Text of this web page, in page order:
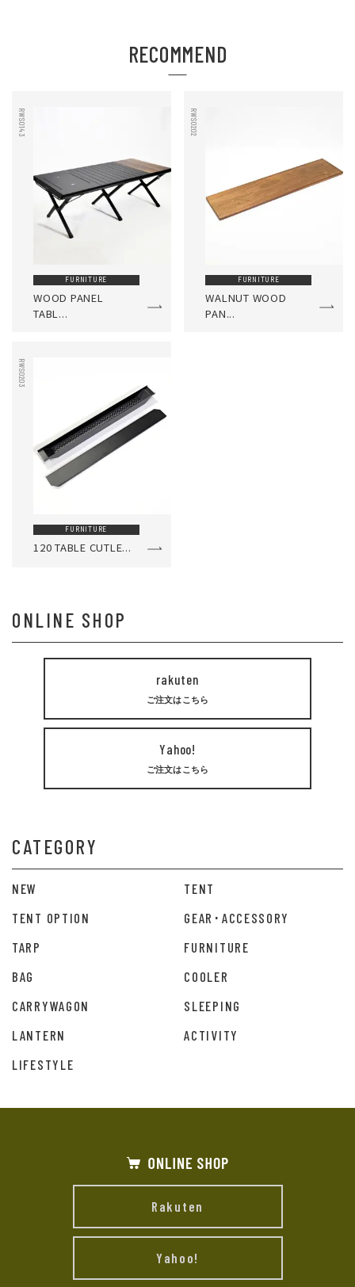
RECOMMEND
RWS0143
FURNITURE
WOOD PANEL
TABL...
RWS0202
FURNITURE
WALNUT WOOD
PAN...
RWS0203
FURNITURE
120 TABLE CUTLE...
ONLINE SHOP
rakuten
ご注文はこちら
Yahoo!
ご注文はこちら
CATEGORY
NEW
TENT
TENT OPTION
GEAR･ACCESSORY
TARP
FURNITURE
BAG
COOLER
CARRYWAGON
SLEEPING
LANTERN
ACTIVITY
LIFESTYLE
Rakuten
Yahoo!